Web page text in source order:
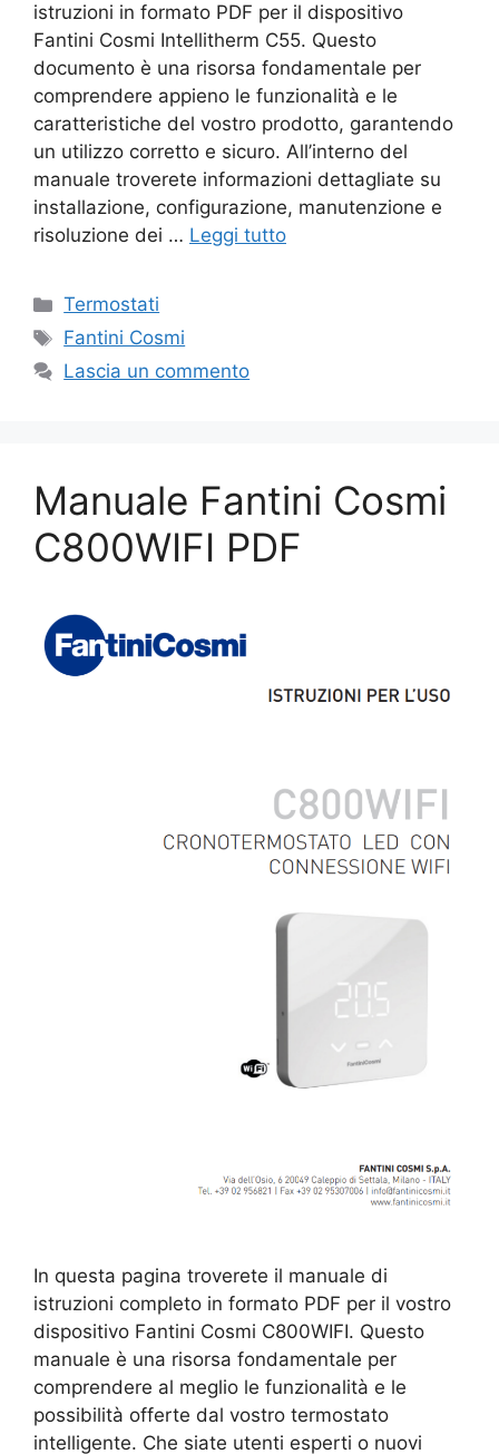
istruzioni in formato PDF per il dispositivo
Fantini Cosmi Intellitherm C55. Questo
documento è una risorsa fondamentale per
comprendere appieno le funzionalità e le
caratteristiche del vostro prodotto, garantendo
un utilizzo corretto e sicuro. All’interno del
manuale troverete informazioni dettagliate su
installazione, configurazione, manutenzione e
risoluzione dei … Leggi tutto
Categorie
Termostati
Tag
Fantini Cosmi
Lascia un commento
Manuale Fantini Cosmi
C800WIFI PDF
In questa pagina troverete il manuale di
istruzioni completo in formato PDF per il vostro
dispositivo Fantini Cosmi C800WIFI. Questo
manuale è una risorsa fondamentale per
comprendere al meglio le funzionalità e le
possibilità offerte dal vostro termostato
intelligente. Che siate utenti esperti o nuovi